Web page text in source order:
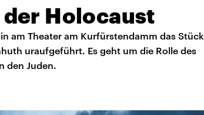
der Holocaust
am Theater am Kurfürstendamm das Stück
uraufgeführt. Es geht um die Rolle des
den Juden.